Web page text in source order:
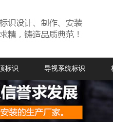
标识 导视系统标识